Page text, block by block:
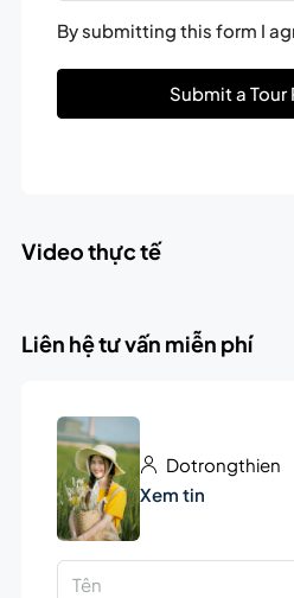
By submitting this form I
Submit a Tour
Video thực tế
Liên hệ tư vấn miễn phí
Dotrongthien
Xem tin